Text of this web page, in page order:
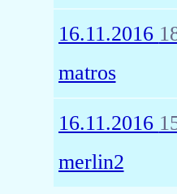
16.11.2016
matros
16.11.2016
merlin2